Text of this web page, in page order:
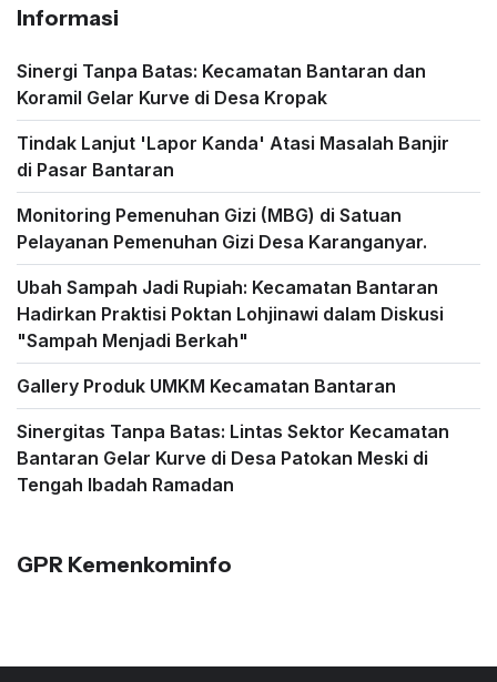
Informasi
Sinergi Tanpa Batas: Kecamatan Bantaran dan
Koramil Gelar Kurve di Desa Kropak
Tindak Lanjut 'Lapor Kanda' Atasi Masalah Banjir
di Pasar Bantaran
Monitoring Pemenuhan Gizi (MBG) di Satuan
Pelayanan Pemenuhan Gizi Desa Karanganyar.
Ubah Sampah Jadi Rupiah: Kecamatan Bantaran
Hadirkan Praktisi Poktan Lohjinawi dalam Diskusi
"Sampah Menjadi Berkah"
Gallery Produk UMKM Kecamatan Bantaran
Sinergitas Tanpa Batas: Lintas Sektor Kecamatan
Bantaran Gelar Kurve di Desa Patokan Meski di
Tengah Ibadah Ramadan
GPR Kemenkominfo